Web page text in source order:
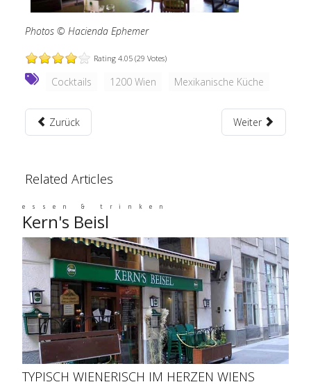
Photos © Hacienda Ephemer
Rating 4.05 (29 Votes)
Cocktails 1200 Wien Mexikanische Küche
Zurück Weiter
Related Articles
essen & trinken
Kern's Beisl
TYPISCH WIENERISCH IM HERZEN WIENS